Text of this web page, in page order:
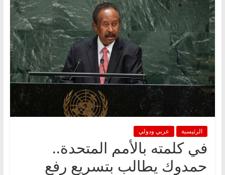
الرئيسية عربي ودولي
في كلمته بالأمم المتحدة..
حمدوك يطالب بتسريع رفع